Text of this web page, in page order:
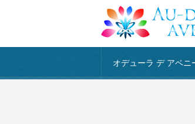
オデューラ デ アベニ